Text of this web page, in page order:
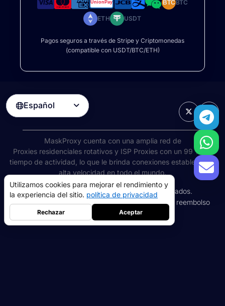
BTCBTC
ETH USDT
Pagos seguros a través de Stripe y Criptomonedas
(compatible con USDT/BTC/ETH)
Español 
MaskProxy cuenta con una amplia red de
Proxies residenciales rotativosy ISP Proxies con un 99 % de
tiempo de actividad, lo que le brinda conexiones estables y de
alta velocidad en todo el mundo.
©
AIWAY LIMITED. Todos los derechos reservados.
Términos de serviciopolítica de privacidadPolítica de reembolso
Política de cookies
Utilizamos cookies para mejorar el rendimiento y
la experiencia del sitio. política de privacidad
Rechazar Aceptar